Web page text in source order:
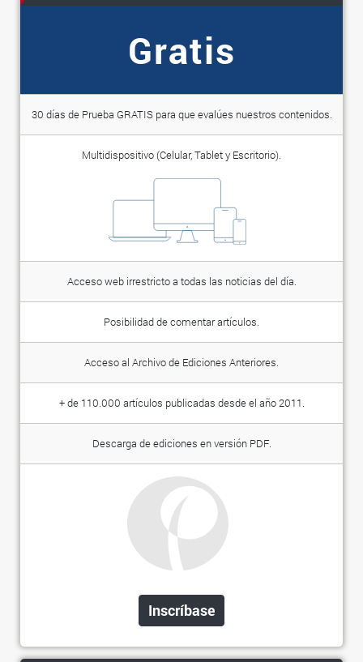
Gratis
30 días de Prueba GRATIS para que evalúes nuestros contenidos.
Multidispositivo (Celular, Tablet y Escritorio).
Acceso web irrestricto a todas las noticias del día.
Posibilidad de comentar artículos.
Acceso al Archivo de Ediciones Anteriores.
+ de 110.000 artículos publicadas desde el año 2011.
Descarga de ediciones en versión PDF.
Inscríbase